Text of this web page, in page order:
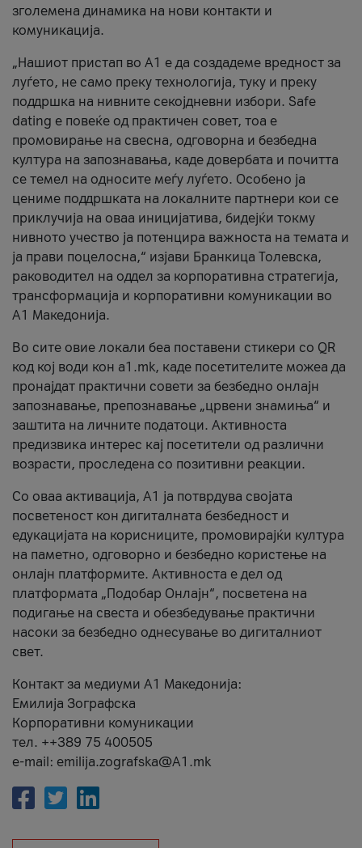
зголемена динамика на нови контакти и
комуникација.
„Нашиот пристап во А1 е да создадеме вредност за
луѓето, не само преку технологија, туку и преку
поддршка на нивните секојдневни избори. Safe
dating е повеќе од практичен совет, тоа е
промовирање на свесна, одговорна и безбедна
култура на запознавања, каде довербата и почитта
се темел на односите меѓу луѓето. Особено ја
цениме поддршката на локалните партнери кои се
приклучија на оваа иницијатива, бидејќи токму
нивното учество ја потенцира важноста на темата и
ја прави поцелосна,“ изјави Бранкица Толевска,
раководител на оддел за корпоративна стратегија,
трансформација и корпоративни комуникации во
А1 Македонија.
Во сите овие локали беа поставени стикери со QR
код кој води кон a1.mk, каде посетителите можеа да
пронајдат практични совети за безбедно онлајн
запознавање, препознавање „црвени знамиња“ и
заштита на личните податоци. Активноста
предизвика интерес кај посетители од различни
возрасти, проследена со позитивни реакции.
Со оваа активација, А1 ја потврдува својата
посветеност кон дигиталната безбедност и
едукацијата на корисниците, промовирајќи култура
на паметно, одговорно и безбедно користење на
онлајн платформите. Активноста е дел од
платформата „Подобар Онлајн“, посветена на
подигање на свеста и обезбедување практични
насоки за безбедно однесување во дигиталниот
свет.
Контакт за медиуми А1 Македонија:
Емилија Зографска
Корпоративни комуникации
тел. ++389 75 400505
e-mail: emilija.zografska@A1.mk